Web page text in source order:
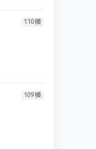
110楼
109楼